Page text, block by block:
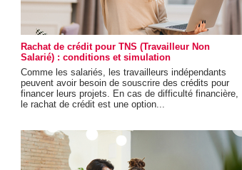
Rachat de crédit pour TNS (Travailleur Non
Salarié) : conditions et simulation
Comme les salariés, les travailleurs indépendants
peuvent avoir besoin de souscrire des crédits pour
financer leurs projets. En cas de difficulté financière,
le rachat de crédit est une option...